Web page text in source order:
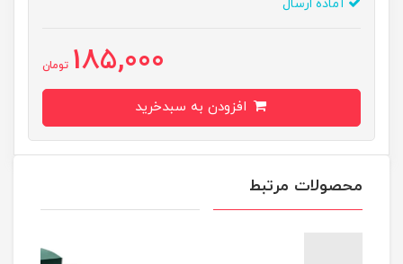
آماده ارسال
185,000 تومان
محصولات مرتبط